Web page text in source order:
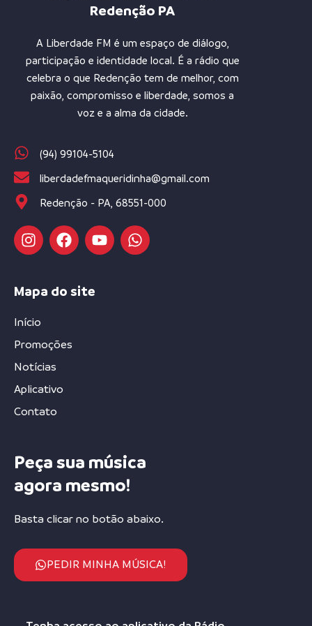
Redenção PA
A Liberdade FM é um espaço de diálogo,
participação e identidade local. É a rádio que
celebra o que Redenção tem de melhor, com
paixão, compromisso e liberdade, somos a
voz e a alma da cidade.
(94) 99104-5104
liberdadefmaqueridinha@gmail.com
Redenção - PA, 68551-000
Mapa do site
Início
Promoções
Notícias
Aplicativo
Contato
Peça sua música
agora mesmo!
Basta clicar no botão abaixo.
PEDIR MINHA MÚSICA!